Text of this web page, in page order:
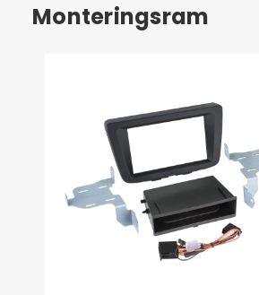
Monteringsram